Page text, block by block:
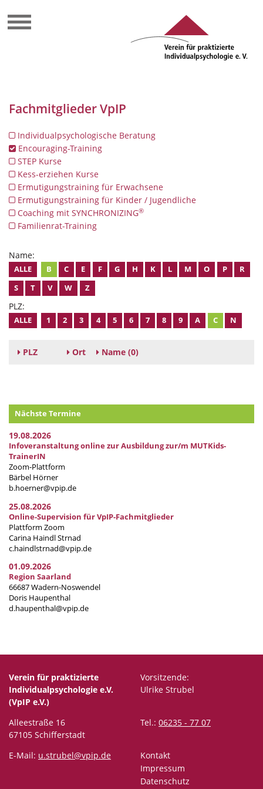
Fachmitglieder VpIP
Individualpsychologische Beratung
Encouraging-Training
STEP Kurse
Kess-erziehen Kurse
Ermutigungstraining für Erwachsene
Ermutigungstraining für Kinder / Jugendliche
Coaching mit SYNCHRONIZING®
Familienrat-Training
Name:
ALLE B C E F G H K L M O P
R
S
T V W Z
PLZ:
ALLE 1 2 3 4 5 6 7 8 9 A C N
PLZ Ort Name (0)
Nächste Termine
19.08.2026
Infoveranstaltung online zur Ausbildung zur/m MUTKids-
TrainerIN
Zoom-Plattform
Bärbel Hörner
b.hoerner@vpip.de
25.08.2026
Online-Supervision für VpIP-Fachmitglieder
Plattform Zoom
Carina Haindl Strnad
c.haindlstrnad@vpip.de
01.09.2026
Region Saarland
66687 Wadern-Noswendel
Doris Haupenthal
d.haupenthal@vpip.de
Verein für praktizierte
Individualpsychologie e.V.
(VpIP e.V.)
Vorsitzende:
Ulrike Strubel
Alleestraße 16
67105 Schifferstadt
Tel.: 06235 - 77 07
E-Mail: u.strubel@vpip.de
Kontakt
Impressum
Datenschutz